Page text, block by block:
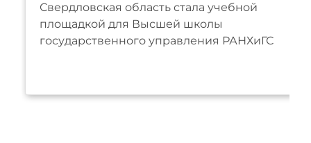
Свердловская область стала учебной
площадкой для Высшей школы
государственного управления РАНХиГС